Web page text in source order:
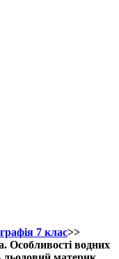
7 клас>>
Особливості водних